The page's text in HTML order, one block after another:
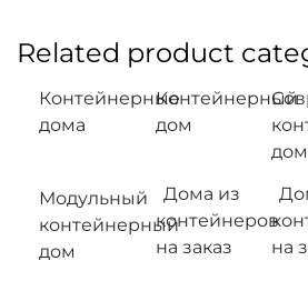
Related product
Контейнерные
дома
Контейнерный
дом
дом
Модульный
контейнерный
дом
Дома из
контейнеров
на заказ
на